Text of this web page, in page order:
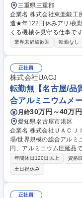
三重県三重郡
企業名 株式会社東亜鍛工所 求人名 未経験歓迎！異業種から活躍で
造★年122日休みアリ/夜勤ナシ/転勤ナシ 仕事
くる機械を見守る仕事で
安全で安定したモノづく
早めに対処して、生産が
で多くはロボットが自動
製品をフォークリフトで
るリーダーとして活躍で
ん！長期活躍いただけます！ 募集職種 未経験歓迎！異業種から
る製造★年122日休みアリ
業界未経験歓迎 転勤なし
正社員
株式会社UACJ
転勤無【名古屋/品
合アルミニウムメ
月給30万円～40万円
愛知県名古屋市港区
企業名 株式会社ＵＡＣＪ 求人名 ★転勤無【名古屋/品質管理】プライム上
場/世界規模の総合アルミニウムメーカー 仕事
円、アルミニウム圧延品
当社名古屋製造所(国内
理】業務をお任せします。 UACJ最大拠点で約50万平米の広大な敷地で多
くの生産設備を保有する
細】まずは、お客様から
進、自社内の再発防止に
年間休日120日以上 資格
土日祝休み
正社員